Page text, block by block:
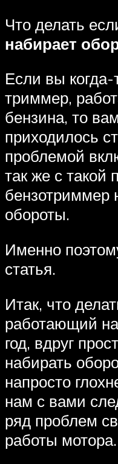
Что делать
набирает
Если вы
триммер,
бензина, то
приходилось
проблемой
так же с такой
бензотриммер
обороты.
Именно
статья.
Итак, что
работающий
год, вдруг
набирать
напросто
нам с вами
ряд проблем
работы мотора.